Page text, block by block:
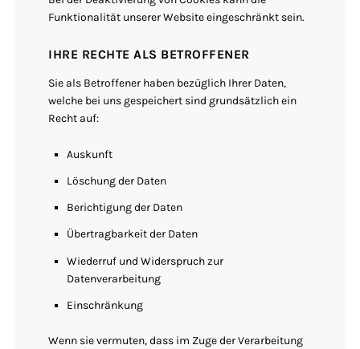
Funktionalität unserer Website eingeschränkt sein.
IHRE RECHTE ALS BETROFFENER
Sie als Betroffener haben bezüglich Ihrer Daten,
welche bei uns gespeichert sind grundsätzlich ein
Recht auf:
Auskunft
Löschung der Daten
Berichtigung der Daten
Übertragbarkeit der Daten
Wiederruf und Widerspruch zur
Datenverarbeitung
Einschränkung
Wenn sie vermuten, dass im Zuge der Verarbeitung